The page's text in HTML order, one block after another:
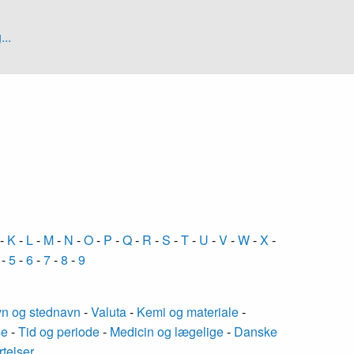
K- L- M- N -O- P -Q- R -S -T- U -V-W-X-
5-6-7-8 -9
og stednavn -Valuta- Kemi og materiale-
-Tid og periode- Medicin og lægelige- Danske